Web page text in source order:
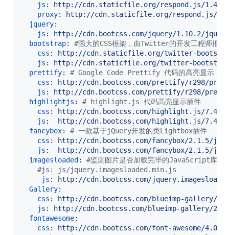
js :
http://cdn.staticfile.org/respond.js/1.4.2/
proxy:
http://cdn.staticfile.org/respond.js/
jquery:
js :
http://cdn.bootcss.com/jquery/1.10.2/
bootstrap: #强大的CSS框架，由Twitter的开发工程师推出
css :
http://cdn.staticfile.org/twitter-
js :
http://cdn.staticfile.org/twitter-
prettify: # Google Code Prettify 代码的高亮显示
css :
http://cdn.bootcss.com/prettify/r298/
js :
http://cdn.bootcss.com/prettify/r298/
highlightjs : # highlight.js 代码高亮显示插件
css :
http://cdn.bootcss.com/highlight.js/7.4/
js :
http://cdn.bootcss.com/highlight.js/7.4/
fancybox: # 一款基于jQuery开发的类Lightbox插件
css :
http://cdn.bootcss.com/fancybox/2.1.5/
js :
http://cdn.bootcss.com/fancybox/2.1.5/
imagesloaded : #监测图片是否加载完毕的JavaScript库
#js: js/jquery.imagesloaded.min.js
js :
http://cdn.bootcss.com/
Gallery:
css :
http://cdn.bootcss.com/blueimp-gallery/
js :
http://cdn.bootcss.com/blueimp-gallery/
fontawesome:
css :
http://cdn.bootcss.com/font-awesome/